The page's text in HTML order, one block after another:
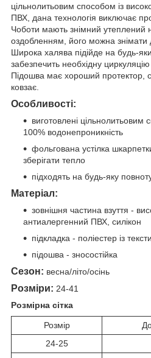
цільнолитьовим способом із
ПВХ, дана технологія виключає
Чоботи мають знімний утеплений
оздобленням, його можна знімати
Широка халява підійде на будь-
забезпечить необхідну
Підошва має хороший протектор,
ковзає.
Особливості:
виготовлені
100% водонепроникність
фольгована устілка
зберігати тепло
підходять на будь-яку
Матеріал:
зовнішня частина взуття -
антиалергенний ПВХ, силікон
підкладка - поліестер із
підошва - зносостійка
Сезон: весна/літо/осінь
Розміри: 24-41
Розмірна сітка
Розмір
24-25